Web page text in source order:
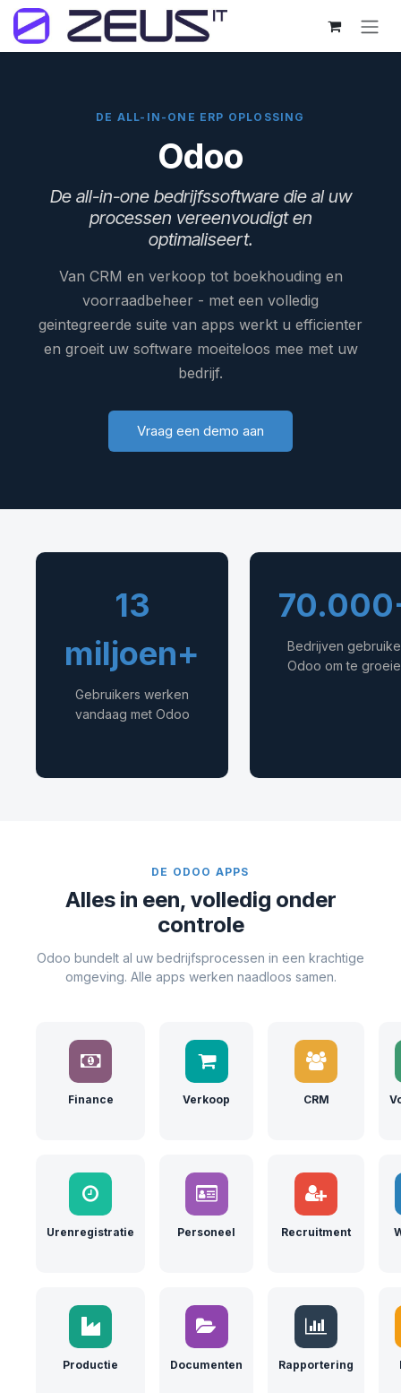
Skip to Content
DE ALL-IN-ONE ERP OPLOSSING
Odoo
De all-in-one bedrijfssoftware die al uw
processen vereenvoudigt en
optimaliseert.
Van CRM en verkoop tot boekhouding en
voorraadbeheer - met een volledig
geintegreerde suite van apps werkt u efficienter
en groeit uw software moeiteloos mee met uw
bedrijf.
Vraag een demo aan
13
miljoen+
Gebruikers werken
vandaag met Odoo
Bedrijven
Odoo om te
DE ODOO APPS
Alles in een, volledig onder
controle
Odoo bundelt al uw bedrijfsprocessen in een krachtige
omgeving. Alle apps werken naadloos samen.
Finance Verkoop CRM
Urenregistratie Personeel Recruitment
Productie Documenten Rapportering